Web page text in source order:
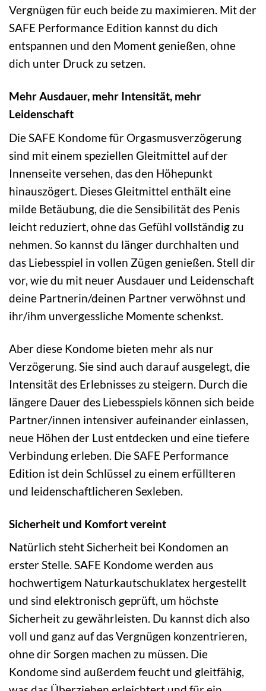
Vergnügen für euch beide zu maximieren. Mit der
SAFE Performance Edition kannst du dich
entspannen und den Moment genießen, ohne
dich unter Druck zu setzen.
Mehr Ausdauer, mehr Intensität, mehr
Leidenschaft
Die SAFE Kondome für Orgasmusverzögerung
sind mit einem speziellen Gleitmittel auf der
Innenseite versehen, das den Höhepunkt
hinauszögert. Dieses Gleitmittel enthält eine
milde Betäubung, die die Sensibilität des Penis
leicht reduziert, ohne das Gefühl vollständig zu
nehmen. So kannst du länger durchhalten und
das Liebesspiel in vollen Zügen genießen. Stell dir
vor, wie du mit neuer Ausdauer und Leidenschaft
deine Partnerin/deinen Partner verwöhnst und
ihr/ihm unvergessliche Momente schenkst.
Aber diese Kondome bieten mehr als nur
Verzögerung. Sie sind auch darauf ausgelegt, die
Intensität des Erlebnisses zu steigern. Durch die
längere Dauer des Liebesspiels können sich beide
Partner/innen intensiver aufeinander einlassen,
neue Höhen der Lust entdecken und eine tiefere
Verbindung erleben. Die SAFE Performance
Edition ist dein Schlüssel zu einem erfüllteren
und leidenschaftlicheren Sexleben.
Sicherheit und Komfort vereint
Natürlich steht Sicherheit bei Kondomen an
erster Stelle. SAFE Kondome werden aus
hochwertigem Naturkautschuklatex hergestellt
und sind elektronisch geprüft, um höchste
Sicherheit zu gewährleisten. Du kannst dich also
voll und ganz auf das Vergnügen konzentrieren,
ohne dir Sorgen machen zu müssen. Die
Kondome sind außerdem feucht und gleitfähig,